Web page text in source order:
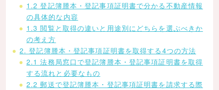
1.2 登記簿謄本・登記事項証明書で分かる不動産情報
の具体的な内容
1.3 閲覧と取得の違いと用途別にどちらを選ぶべきか
の考え方
2. 登記簿謄本・登記事項証明書を取得する4つの方法
2.1 法務局窓口で登記簿謄本・登記事項証明書を取得
する流れと必要なもの
2.2 郵送で登記簿謄本・登記事項証明書を請求する際